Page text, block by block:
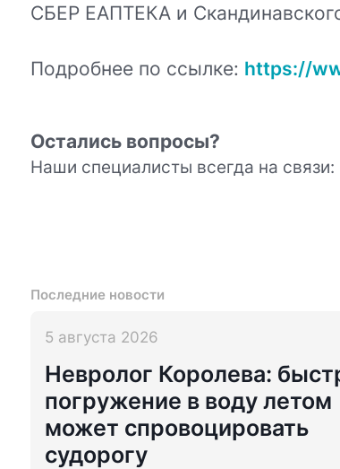
СБЕР ЕАПТЕКА и
Подробнее по ссылке: https://
Остались вопросы?
Наши специалисты всегда на связи:
Последние новости
5 августа 2026
Невролог Королева:
погружение в воду летом
может спровоцировать
судорогу